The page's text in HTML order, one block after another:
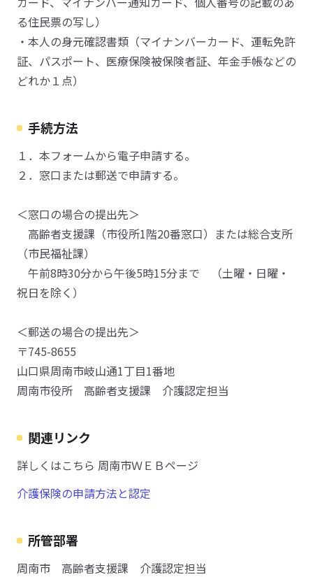
る住民票の写し）
・本人の身元確認書類（マイナンバーカード、運転免許
証、パスポート、医療保険被保険者証、年金手帳などの
どれか１点）
手続方法
１．本フォームから電子申請する。
２．窓口または郵送で申請する。
＜窓口の場合の提出先＞
高齢者支援課（市役所1階20番窓口）または総合支所
（市民福祉課）
午前8時30分から午後5時15分まで （土曜・日曜・
祝日を除く）
＜郵送の場合の提出先＞
〒745-8655
山口県周南市岐山通1丁目1番地
周南市役所 高齢者支援課 介護認定担当
関連リンク
詳しくはこちら 周南市ＷＥＢページ
介護保険の申請方法と認定
所管部署
周南市 高齢者支援課 介護認定担当